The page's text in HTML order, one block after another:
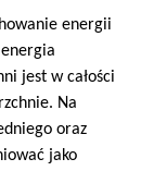
energii
jest w całości
Na
oraz
jako